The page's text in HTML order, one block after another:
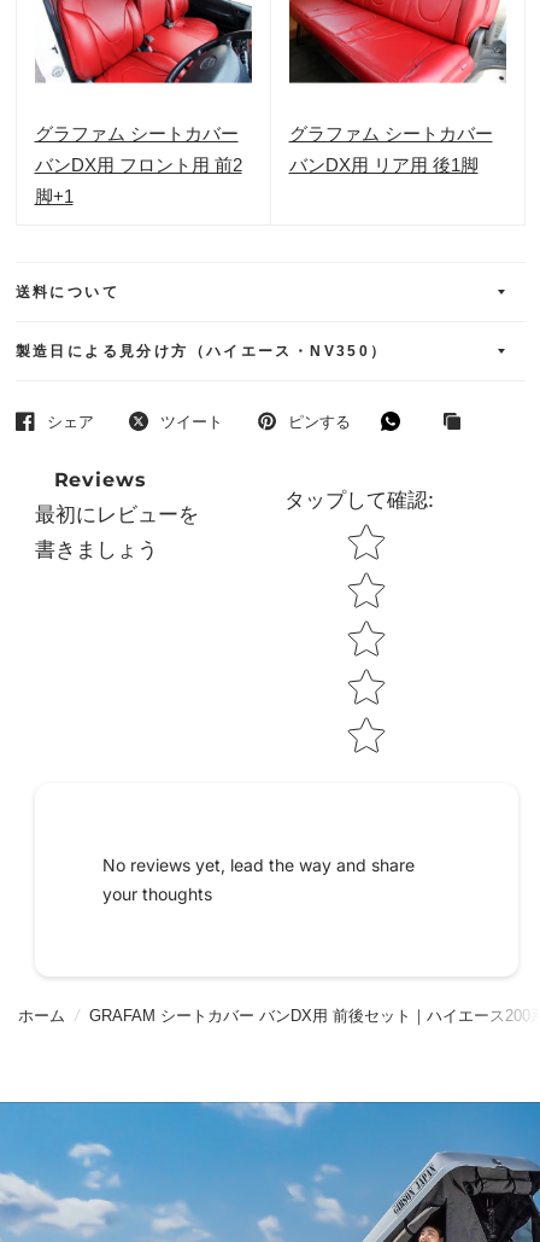
グラファム シートカバー
バンDX用 フロント用 前2
脚+1
グラファム シートカバー
バンDX用 リア用 後1脚
送料について
製造日による見分け方（ハイエース・NV350）
シェア ツイート ピンする
Reviews
最初にレビューを
書きましょう
タップして確認:
Star rating
No reviews yet, lead the way and share
your thoughts
ホーム / GRAFAM シートカバー バンDX用 前後セット｜ハイエース200